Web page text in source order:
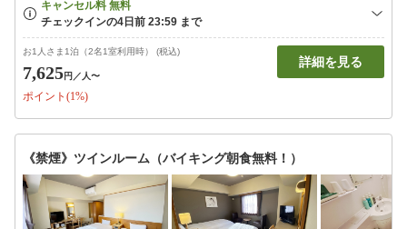
お1人さま1泊（2名1室利用時） (税込)
7,625円 ／人〜
ポイント(1%)
詳細を見る
《禁煙》ツインルーム（バイキング朝食無料！）